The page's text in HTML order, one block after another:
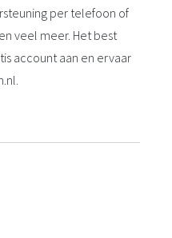
per telefoon of
veel meer. Het best
account aan en ervaar